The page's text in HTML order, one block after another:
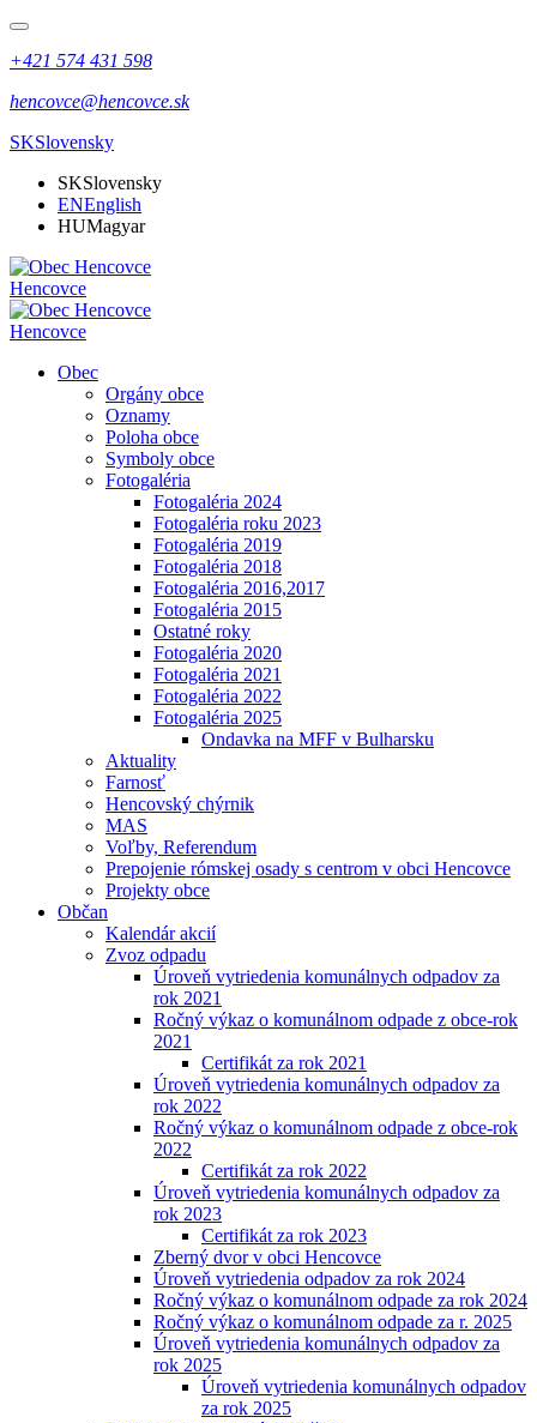
+421 574 431 598
hencovce@hencovce.sk
SKSlovensky
SKSlovensky
ENEnglish
HUMagyar
Hencovce
Hencovce
Obec
Orgány obce
Oznamy
Poloha obce
Symboly obce
Fotogaléria
Fotogaléria 2024
Fotogaléria roku 2023
Fotogaléria 2019
Fotogaléria 2018
Fotogaléria 2016,2017
Fotogaléria 2015
Ostatné roky
Fotogaléria 2020
Fotogaléria 2021
Fotogaléria 2022
Fotogaléria 2025
Ondavka na MFF v Bulharsku
Aktuality
Farnosť
Hencovský chýrnik
MAS
Voľby, Referendum
Prepojenie rómskej osady s centrom v obci Hencovce
Projekty obce
Občan
Kalendár akcií
Zvoz odpadu
Úroveň vytriedenia komunálnych odpadov za
rok 2021
Ročný výkaz o komunálnom odpade z obce-rok
2021
Certifikát za rok 2021
Úroveň vytriedenia komunálnych odpadov za
rok 2022
Ročný výkaz o komunálnom odpade z obce-rok
2022
Certifikát za rok 2022
Úroveň vytriedenia komunálnych odpadov za
rok 2023
Certifikát za rok 2023
Zberný dvor v obci Hencovce
Úroveň vytriedenia odpadov za rok 2024
Ročný výkaz o komunálnom odpade za rok 2024
Ročný výkaz o komunálnom odpade za r. 2025
Úroveň vytriedenia komunálnych odpadov za
rok 2025
Úroveň vytriedenia komunálnych odpadov
za rok 2025